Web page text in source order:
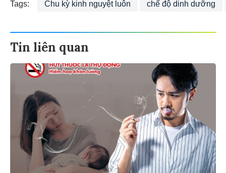
Tags: Chu kỳ kinh nguyệt luôn chế độ dinh dưỡng
Tin liên quan